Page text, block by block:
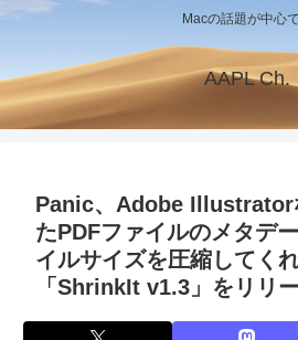
Macの話題が中心
AAPL Ch.
Panic、Adobe Illustrator
たPDFファイルのメタデ
イルサイズを圧縮してく
「ShrinkIt v1.3」をリリー